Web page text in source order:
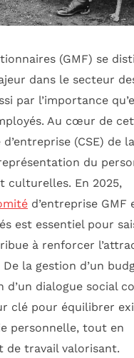
(GMF) se
dans le secteur
par l’importance
Au cœur de
(CSE) de
du
culturelles. En 2025,
d’entreprise GMF
est essentiel pour
à renforcer
la gestion d’un
dialogue social
clé pour équilibrer
personnelle, tout en
de travail valorisant.